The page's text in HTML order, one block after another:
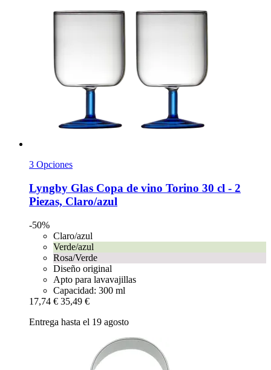
3 Opciones
Lyngby Glas Copa de vino Torino 30 cl -​ 2
Piezas, Claro/azul
-50%
Claro/azul
Verde/azul
Rosa/Verde
Diseño original
Apto para lavavajillas
Capacidad: 300 ml
17,74 € 35,49 €
Entrega hasta el 19 agosto